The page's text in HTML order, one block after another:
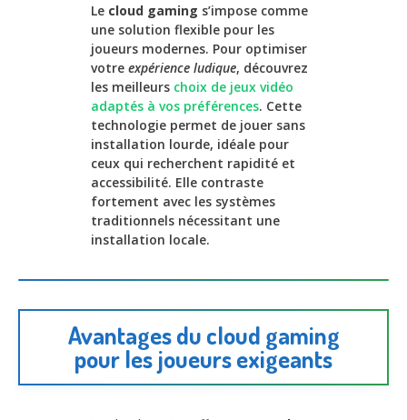
Le cloud gaming s’impose comme
une solution flexible pour les
joueurs modernes. Pour optimiser
votre expérience ludique, découvrez
les meilleurs choix de jeux vidéo
adaptés à vos préférences. Cette
technologie permet de jouer sans
installation lourde, idéale pour
ceux qui recherchent rapidité et
accessibilité. Elle contraste
fortement avec les systèmes
traditionnels nécessitant une
installation locale.
Avantages du cloud gaming
pour les joueurs exigeants